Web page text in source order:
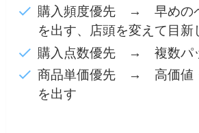
購入頻度優先 → 早めの
を出す、店頭を変えて目新
購入点数優先 → 複数パ
商品単価優先 → 高価値
を出す